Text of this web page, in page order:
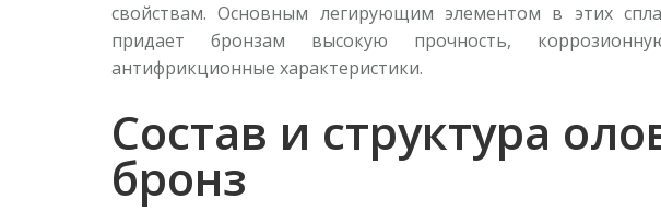
свойствам. Основным легирующим элементом в этих
придает бронзам высокую прочность,
антифрикционные характеристики.
Состав и структура
бронз